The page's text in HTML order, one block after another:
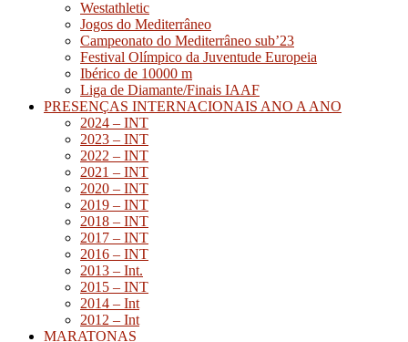
Westathletic
Jogos do Mediterrâneo
Campeonato do Mediterrâneo sub’23
Festival Olímpico da Juventude Europeia
Ibérico de 10000 m
Liga de Diamante/Finais IAAF
PRESENÇAS INTERNACIONAIS ANO A ANO
2024 – INT
2023 – INT
2022 – INT
2021 – INT
2020 – INT
2019 – INT
2018 – INT
2017 – INT
2016 – INT
2013 – Int.
2015 – INT
2014 – Int
2012 – Int
MARATONAS